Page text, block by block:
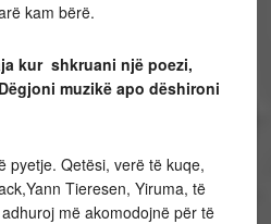
kam bërë.
kur shkruani një poezi,
muzikë apo dëshironi
pyetje. Qetësi, verë të kuqe,
Tieresen, Yiruma, të
më akomodojnë për të